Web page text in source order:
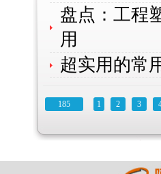
盘点：工程
用
超实用的常
185 1 2 3